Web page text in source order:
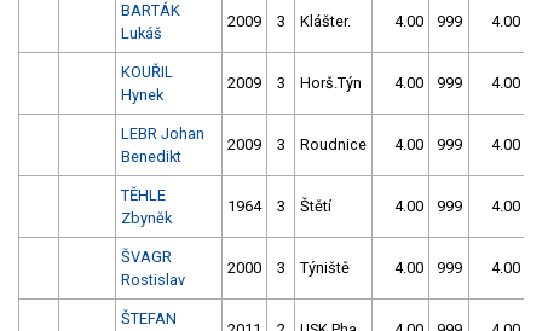
BARTÁK
Lukáš
2009 3 Klášter. 4.00 999 4.00
KOUŘIL
Hynek
2009 3 Horš.Týn 4.00 999 4.00
LEBR Johan
Benedikt
2009 3 Roudnice 4.00 999 4.00
TĚHLE
Zbyněk
1964 3 Štětí 4.00 999 4.00
ŠVAGR
Rostislav
2000 3 Týniště 4.00 999 4.00
ŠTEFAN